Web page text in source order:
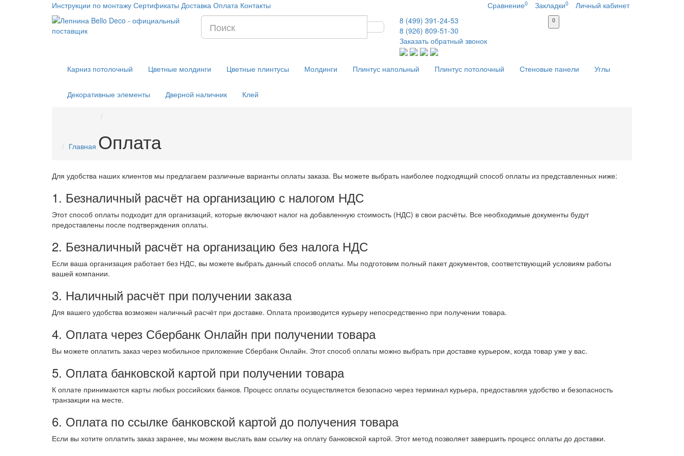
Инструкции по монтажу Сертификаты Доставка Оплата Контакты Сравнение0 Закладки0
Личный кабинет
8 (499) 391-24-53
8 (926) 809-51-30
Заказать обратный звонок
0
Карниз потолочный Цветные молдинги Цветные плинтусы Молдинги Плинтус напольный Плинтус потолочный Стеновые панели Углы
Декоративные элементы Дверной наличник Клей
Главная Оплата
Для удобства наших клиентов мы предлагаем различные варианты оплаты заказа. Вы можете выбрать наиболее подходящий способ оплаты из представленных ниже:
1. Безналичный расчёт на организацию с налогом НДС
Этот способ оплаты подходит для организаций, которые включают налог на добавленную стоимость (НДС) в свои расчёты. Все необходимые документы будут
предоставлены после подтверждения оплаты.
2. Безналичный расчёт на организацию без налога НДС
Если ваша организация работает без НДС, вы можете выбрать данный способ оплаты. Мы подготовим полный пакет документов, соответствующий условиям работы
вашей компании.
3. Наличный расчёт при получении заказа
Для вашего удобства возможен наличный расчёт при доставке. Оплата производится курьеру непосредственно при получении товара.
4. Оплата через Сбербанк Онлайн при получении товара
Вы можете оплатить заказ через мобильное приложение Сбербанк Онлайн. Этот способ оплаты можно выбрать при доставке курьером, когда товар уже у вас.
5. Оплата банковской картой при получении товара
К оплате принимаются карты любых российских банков. Процесс оплаты осуществляется безопасно через терминал курьера, предоставляя удобство и безопасность
транзакции на месте.
6. Оплата по ссылке банковской картой до получения товара
Если вы хотите оплатить заказ заранее, мы можем выслать вам ссылку на оплату банковской картой. Этот метод позволяет завершить процесс оплаты до доставки.